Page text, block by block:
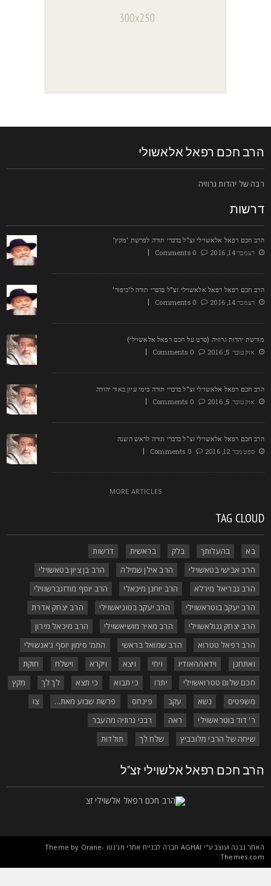
חכם רפאל אלאשולי
של יהדות גרוזיה
חכם רפאל אלאשוילי זצ"ל בדברי תורה לפרשת 'מקץ'
דצמבר 14, 2016
0 Comments
חכם רפאל רפאל אלאשוילי זצ"ל בדברי תורה ל'כיפור'
דצמבר 14, 2016
0 Comments
יהדות גרוזיה (סרט על חכם רפאל אלאשוילי)
אוקטובר 5, 2016
0 Comments
חכם רפאל אלאשוילי זצ"ל בדברי תורה בימי עיון באור יהודה
אוקטובר 5, 2016
0 Comments
חכם רפאל אלאשוילי זצ"ל בדברי תורה לראש השנה
ספטמבר 12, 2016
0 Comments
MORE ARTICLES
TAG
בא בהעלותך בלק בראשית
דרשות
הרב אבישי בטאשוילי
הרב אילן שמילה
הרב בן ציון בטאשוילי
הרב גבריאל מירלא
הרב יוחנן מיכאלי
הרב יוסף מודזגברשווילי
הרב יעקב בוטראשוילי
הרב יעקב בטוניאשוילי
הרב יצחק אדרת
הרב יצחק גגולאשוילי
הרב מאיר מושיאשוילי
הרב מיכאל מירון
הרב רפאל טטרוא
הרב שמואל בראשי
התמ' סימון יוסף ג'אנשוילי
ואתחנן
וידאו/האודיו ויחי ויצא ויקרא וישלח
חוקת
חכם שלום טטרואשוילי
יתרו כי תבוא כי תצא לך לך
מקץ
משפטים
נשא עקב פינחס פרשת שבוע מאת...
ר' דוד בוטראשוילי
ראה
רבני גרוזיה מהעבר
שיחה של הרבי מלובביץ
שלח לך תולדות
חכם רפאל אלשוילי זצ"ל
נבנה ועוצב ע"יAGHAIחברה לבניית אתרי מג'נטו Theme byOrane-
.